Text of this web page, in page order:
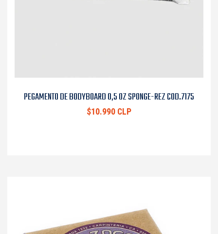
PEGAMENTO DE BODYBOARD 0,5 OZ SPONGE-REZ COD.7175
$10.990 CLP